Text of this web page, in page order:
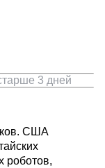
3 дней
США
роботов,